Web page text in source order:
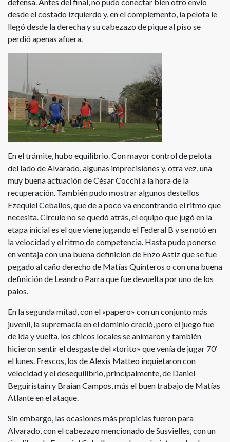
desde el costado izquierdo y, en el complemento, la pelota le
llegó desde la derecha y su cabezazo de pique al piso se
perdió apenas afuera.
En el trámite, hubo equilibrio. Con mayor control de pelota
del lado de Alvarado, algunas imprecisiones y, otra vez, una
muy buena actuación de César Cocchi a la hora de la
recuperación. También pudo mostrar algunos destellos
Ezequiel Ceballos, que de a poco va encontrando el ritmo que
necesita. Círculo no se quedó atrás, el equipo que jugó en la
etapa inicial es el que viene jugando el Federal B y se notó en
la velocidad y el ritmo de competencia. Hasta pudo ponerse
en ventaja con una buena definicion de Enzo Astiz que se fue
pegado al caño derecho de Matías Quinteros o con una buena
definición de Leandro Parra que fue devuelta por uno de los
palos.
En la segunda mitad, con el «papero» con un conjunto más
juvenil, la supremacía en el dominio creció, pero el juego fue
de ida y vuelta, los chicos locales se animaron y también
hicieron sentir el desgaste del «torito» que venía de jugar 70′
el lunes. Frescos, los de Alexis Matteo inquietaron con
velocidad y el desequilibrio, principalmente, de Daniel
Beguiristain y Braian Campos, más el buen trabajo de Matías
Atlante en el ataque.
Sin embargo, las ocasiones más propicias fueron para
Alvarado, con el cabezazo mencionado de Susvielles, con un